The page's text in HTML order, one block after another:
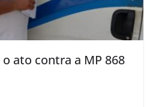
ato contra a MP 868